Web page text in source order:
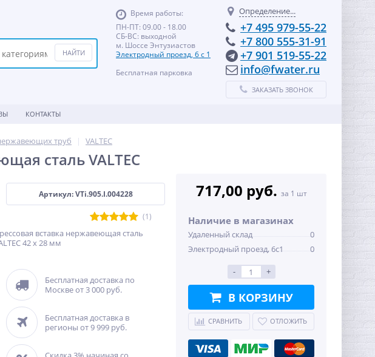
Время работы:
ПН-ПТ: 09.00 - 18.00
СБ-ВС: выходной
м. Шоссе Энтузиастов
Электродный проезд, 6 с 1
Бесплатная парковка
Определение...
+7 495 979-55-22
+7 800 555-31-91
+7 901 519-55-22
info@fwater.ru
ЗАКАЗАТЬ ЗВОНОК
КОНТАКТЫ
труб VALTEC
сталь VALTEC
Артикул: VTi.905.I.004228
(1)
вставка нержавеющая сталь
42 х 28 мм
Бесплатная доставка по
Москве от 3 000 руб.
Бесплатная доставка в
регионы от 9 999 руб.
717,00 руб. за 1 шт
Наличие в магазинах
Удаленный склад
0
Электродный проезд, 6с1
0
- +
В КОРЗИНУ
СРАВНИТЬ ОТЛОЖИТЬ